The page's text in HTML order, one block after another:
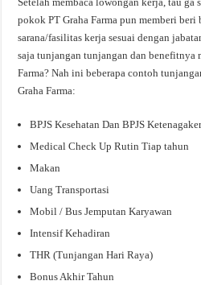
pokok PT Graha Farma pun memberi
sarana/fasilitas kerja sesuai dengan
saja tunjangan tunjangan dan benefitnya
Farma? Nah ini beberapa contoh
Graha Farma:
BPJS Kesehatan Dan BPJS
Medical Check Up Rutin Tiap tahun
Makan
Uang Transportasi
Mobil / Bus Jemputan Karyawan
Intensif Kehadiran
THR (Tunjangan Hari Raya)
Bonus Akhir Tahun